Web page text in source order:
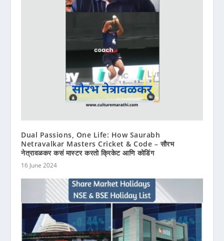
Dual Passions, One Life: How Saurabh
Netravalkar Masters Cricket & Code – सौरभ
नेत्रावळकर कसं मास्टर करतो क्रिकेट आणि कोडिंग
16 June 2024